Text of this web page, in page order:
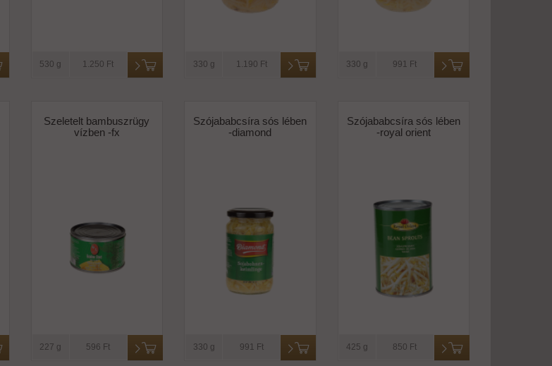
530 g 1.250 Ft 330 g 1.190 Ft 330 g 991 Ft
Szeletelt bambuszrügy
vízben -fx
227 g 596 Ft
Szójababcsíra sós lében
-diamond
330 g 991 Ft
Szójababcsíra sós lében
-royal orient
425 g 850 Ft